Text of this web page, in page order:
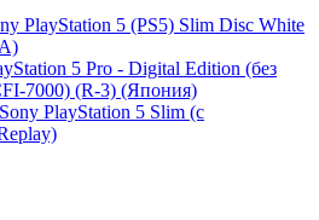
PlayStation 5 (PS5) Slim Disc White
5 Pro - Digital Edition (без
7000) (R-3) (Япония)
PlayStation 5 Slim (с